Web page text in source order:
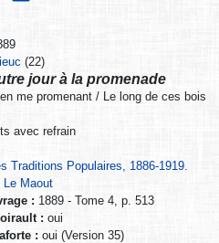
(22)
jour à la promenade
en me promenant / Le long de ces bois
avec refrain
Traditions Populaires, 1886-1919.
Le Maout
: 1889 - Tome 4, p. 513
: oui
: oui (Version 35)